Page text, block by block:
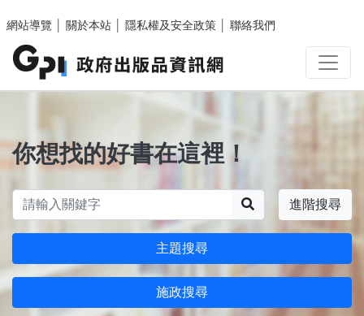
網站導覽
關於本站 隱私權及安全政策 聯絡我們
你想找的好書在這裡！
進階搜尋
主題搜尋
施政搜尋